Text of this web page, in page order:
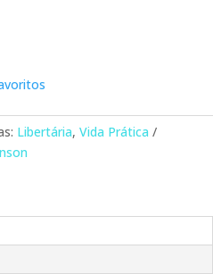
Libertária, Vida Prática